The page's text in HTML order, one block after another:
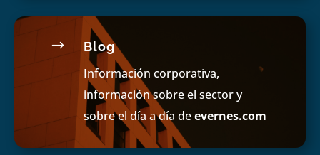
$ Blog
Información corporativa,
información sobre el sector y
sobre el día a día deevernes.com